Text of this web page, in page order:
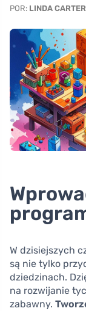
POR: LINDA CARTER
W dzisiejszych
są nie tylko
dziedzinach.
na rozwijanie
zabawny.